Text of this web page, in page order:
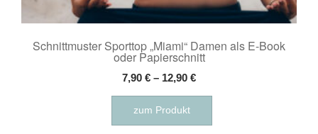
Schnittmuster Sporttop „Miami“ Damen als E-Book
oder Papierschnitt
7,90 € – 12,90 €
zum Produkt
Dieses
weist